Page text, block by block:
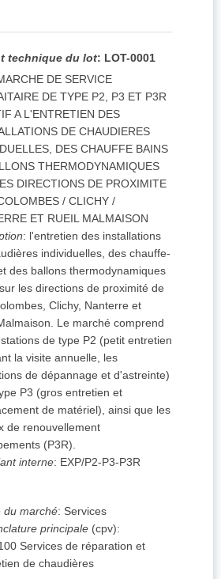
technique du lot: LOT-0001
DE SERVICE
DE TYPE P2, P3 ET P3R
A L'ENTRETIEN DES
DE CHAUDIERES
DES CHAUFFE BAINS
THERMODYNAMIQUES
DIRECTIONS DE PROXIMITE
/ CLICHY /
ET RUEIL MALMAISON
: l'entretien des installations
individuelles, des chauffe-
des ballons thermodynamiques
les directions de proximité de
Clichy, Nanterre et
Le marché comprend
de type P2 (petit entretien
la visite annuelle, les
de dépannage et d'astreinte)
P3 (gros entretien et
de matériel), ainsi que les
de renouvellement
(P3R).
interne: EXP/P2-P3-P3R
du marché: Services
principale (cpv):
Services de réparation et
de chaudières